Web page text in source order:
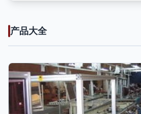
产品大全